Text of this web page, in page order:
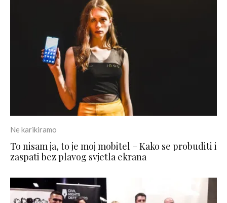
Ne karikiramo
To nisam ja, to je moj mobitel – Kako se probuditi i
zaspati bez plavog svjetla ekrana